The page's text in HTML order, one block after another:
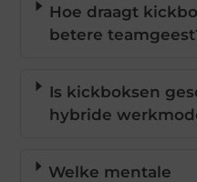
Hoe draagt
betere
Is kickboksen
hybride
Welke mentale